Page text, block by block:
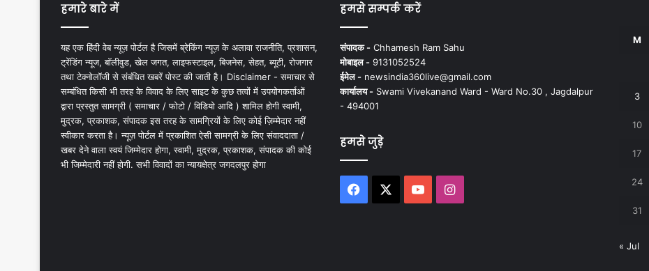
हमारे बारे में
यह एक हिंदी वेब न्यूज़ पोर्टल है जिसमें ब्रेकिंग न्यूज़ के अलावा राजनीति, प्रशासन,
ट्रेंडिंग न्यूज, बॉलीवुड, खेल जगत, लाइफस्टाइल, बिजनेस, सेहत, ब्यूटी, रोजगार
तथा टेक्नोलॉजी से संबंधित खबरें पोस्ट की जाती है। Disclaimer - समाचार से
सम्बंधित किसी भी तरह के विवाद के लिए साइट के कुछ तत्वों में उपयोगकर्ताओं
द्वारा प्रस्तुत सामग्री ( समाचार / फोटो / विडियो आदि ) शामिल होगी स्वामी,
मुद्रक, प्रकाशक, संपादक इस तरह के सामग्रियों के लिए कोई ज़िम्मेदार नहीं
स्वीकार करता है। न्यूज़ पोर्टल में प्रकाशित ऐसी सामग्री के लिए संवाददाता /
खबर देने वाला स्वयं जिम्मेदार होगा, स्वामी, मुद्रक, प्रकाशक, संपादक की कोई
भी जिम्मेदारी नहीं होगी. सभी विवादों का न्यायक्षेत्र जगदलपुर होगा
हमसे सम्पर्क करें
संपादक -Chhamesh Ram Sahu
मोबाइल -9131052524
ईमेल - newsindia360live@gmail.com
कार्यालय -Swami Vivekanand Ward - Ward No.30 , Jagdalpur
- 494001
हमसे जुड़े
Facebook YouTubeInstagram
M
3
10
17
24
31
« Jul